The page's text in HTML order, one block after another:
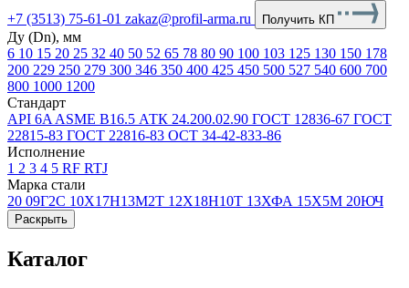
+7 (3513) 75-61-01 zakaz@profil-arma.ru Получить КП
Ду (Dn), мм
6 10 15 20 25 32 40 50 52 65 78 80 90 100 103 125 130 150 178
200 229 250 279 300 346 350 400 425 450 500 527 540 600 700
800 1000 1200
Стандарт
API 6A ASME В16.5 АТК 24.200.02.90 ГОСТ 12836-67 ГОСТ
22815-83 ГОСТ 22816-83 ОСТ 34-42-833-86
Исполнение
1 2 3 4 5 RF RTJ
Марка стали
20 09Г2С 10Х17Н13М2Т 12Х18Н10Т 13ХФА 15Х5М 20ЮЧ
Раскрыть
Каталог